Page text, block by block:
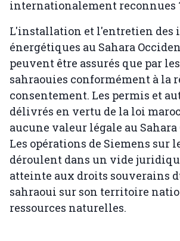
internationalement reconnues
L'installation et l'entretien des
énergétiques au Sahara
peuvent être assurés que par
sahraouies conformément à la
consentement. Les permis et
délivrés en vertu de la loi
aucune valeur légale au
Les opérations de Siemens sur
déroulent dans un vide
atteinte aux droits souverains
sahraoui sur son territoire
ressources naturelles.